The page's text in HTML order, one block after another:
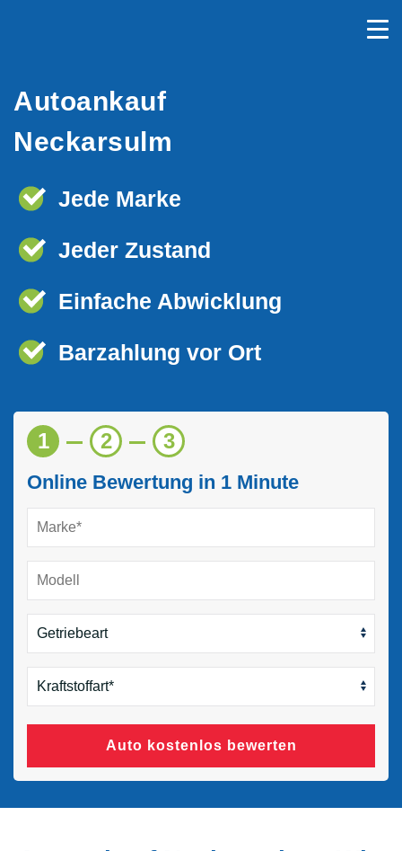
Autoankauf
Neckarsulm
Jede Marke
Jeder Zustand
Einfache Abwicklung
Barzahlung vor Ort
1 2 3
Online Bewertung in 1 Minute
Auto kostenlos bewerten